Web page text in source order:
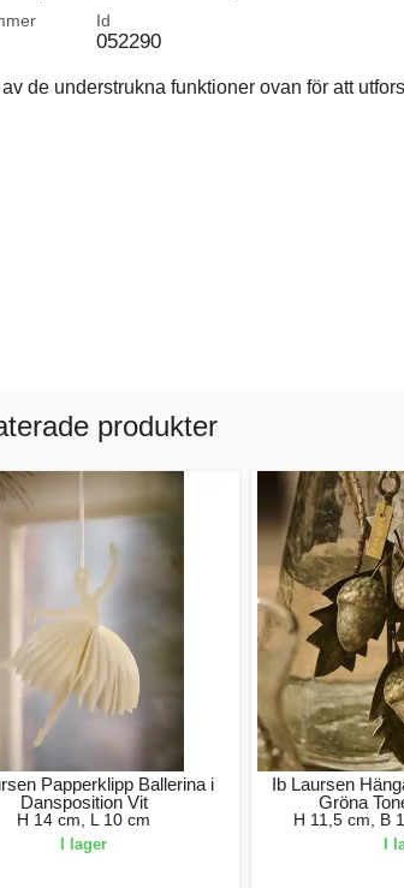
Id
052290
de understrukna funktioner ovan för att
produkter
Papperklipp Ballerina i
Dansposition Vit
H 14 cm, L 10 cm
I lager
Ib Laursen
Gröna
H 11,5 cm, B
I